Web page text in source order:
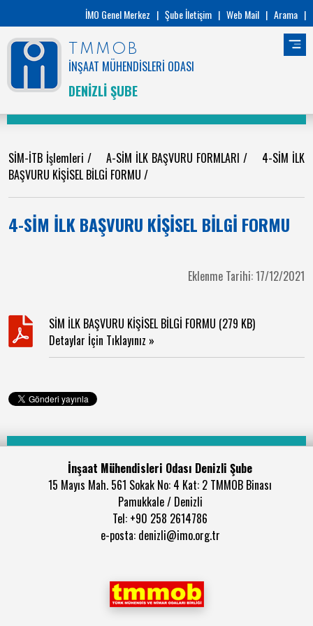
İMO Genel Merkez | Şube İletişim | Web Mail | Arama |
TMMOB
İNŞAAT MÜHENDİSLERİ ODASI
DENİZLİ ŞUBE
SİM-İTB İşlemleri/ A-SİM İLK BAŞVURU FORMLARI/ 4-SİM İLK
BAŞVURU KİŞİSEL BİLGİ FORMU /
4-SİM İLK BAŞVURU KİŞİSEL BİLGİ FORMU
Eklenme Tarihi: 17/12/2021
SİM İLK BAŞVURU KİŞİSEL BİLGİ FORMU (279 KB)
Detaylar İçin Tıklayınız »
İnşaat Mühendisleri Odası Denizli Şube
15 Mayıs Mah. 561 Sokak No: 4 Kat: 2 TMMOB Binası
Pamukkale / Denizli
Tel: +90 258 2614786
e-posta: denizli@imo.org.tr